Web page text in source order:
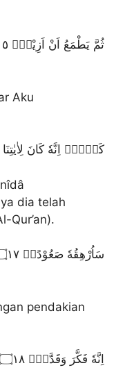
ثُمَّ يَطْمَعُ اَنْ اَزِيْدَۙ ۝١٥
Aku
كَلَّاۗ اِنَّهٗ كَانَ لِاٰيٰتِنَا
dia telah
Qur’an).
سَاُرْهِقُهٗ صَعُوْدًاۗ ۝١٧
pendakian
اِنَّهٗ فَكَّرَ وَقَدَّرَۙ ۝١٨